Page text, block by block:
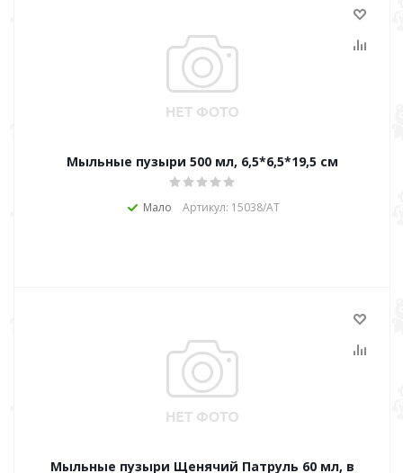
Мыльные пузыри 500 мл, 6,5*6,5*19,5 см
Мало Артикул: 15038/АТ
Мыльные пузыри Щенячий Патруль 60 мл, в